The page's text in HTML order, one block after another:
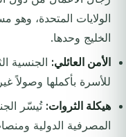
الولايات المتحدة، وهو
الخليج وحدها.
الأمن العائلي: الجنسية
للأسرة بأكملها وصولاً
هيكلة الثروات: تُيسّر
المصرفية الدولية